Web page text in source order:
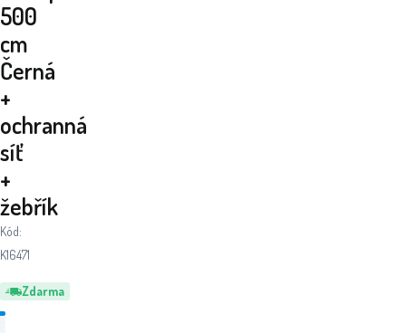
Zdarma
500
cm
Černá
+
ochranná
síť
+
žebřík
Kód:
K16471